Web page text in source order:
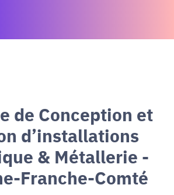
de Conception et
d’installations
& Métallerie -
Franche-Comté